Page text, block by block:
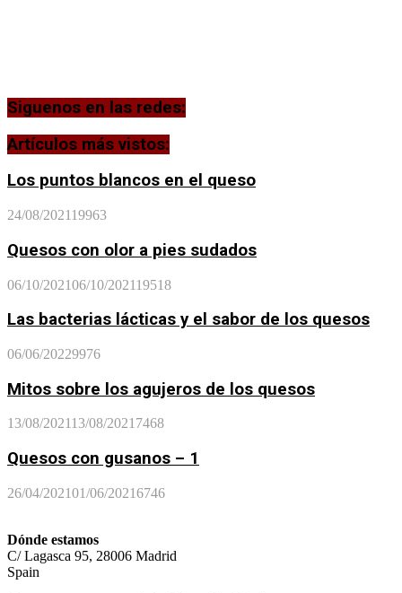
Siguenos en las redes:
Artículos más vistos:
Los puntos blancos en el queso
24/08/202119963
Quesos con olor a pies sudados
06/10/202106/10/202119518
Las bacterias lácticas y el sabor de los quesos
06/06/20229976
Mitos sobre los agujeros de los quesos
13/08/202113/08/20217468
Quesos con gusanos – 1
26/04/202101/06/20216746
Dónde estamos
C/ Lagasca 95, 28006 Madrid
Spain